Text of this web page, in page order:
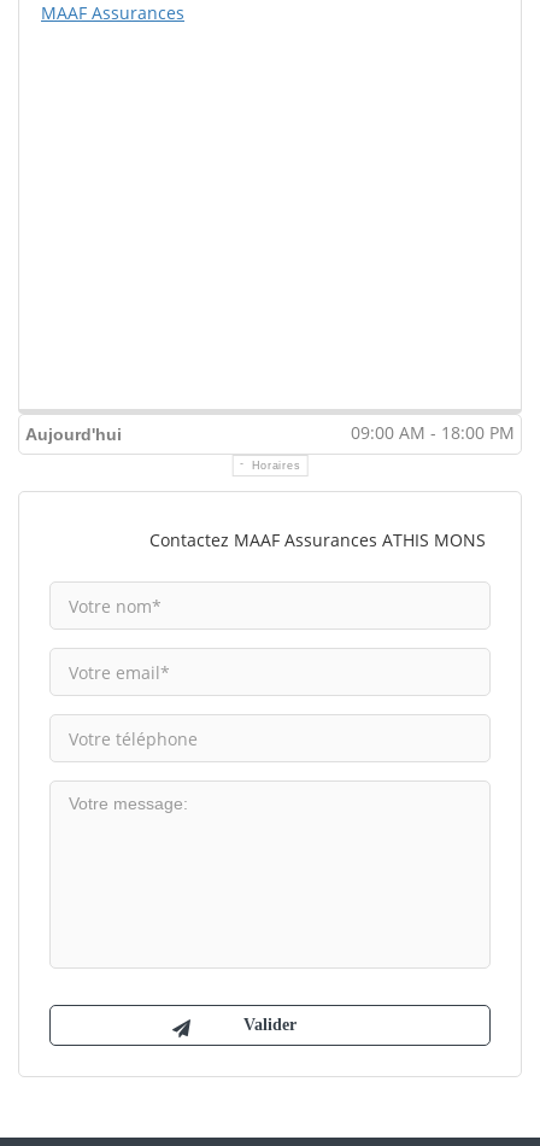
MAAF Assurances
Aujourd'hui 09:00 AM - 18:00 PM
Horaires
Contactez MAAF Assurances ATHIS MONS